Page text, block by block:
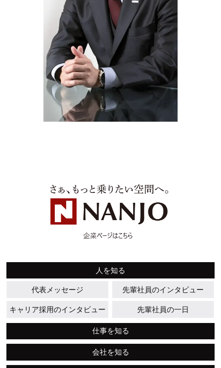
人を知る
代表メッセージ 先輩社員のインタビュー
キャリア採用のインタビュー 先輩社員の一日
仕事を知る
会社を知る